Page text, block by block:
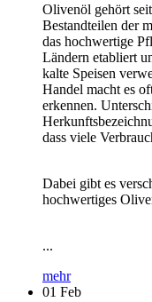
Olivenöl gehört
Bestandteilen der
das hochwertige
Ländern etabliert
kalte Speisen
Handel macht es
erkennen.
dass viele
Dabei gibt es
hochwertiges
...
mehr
01 Feb